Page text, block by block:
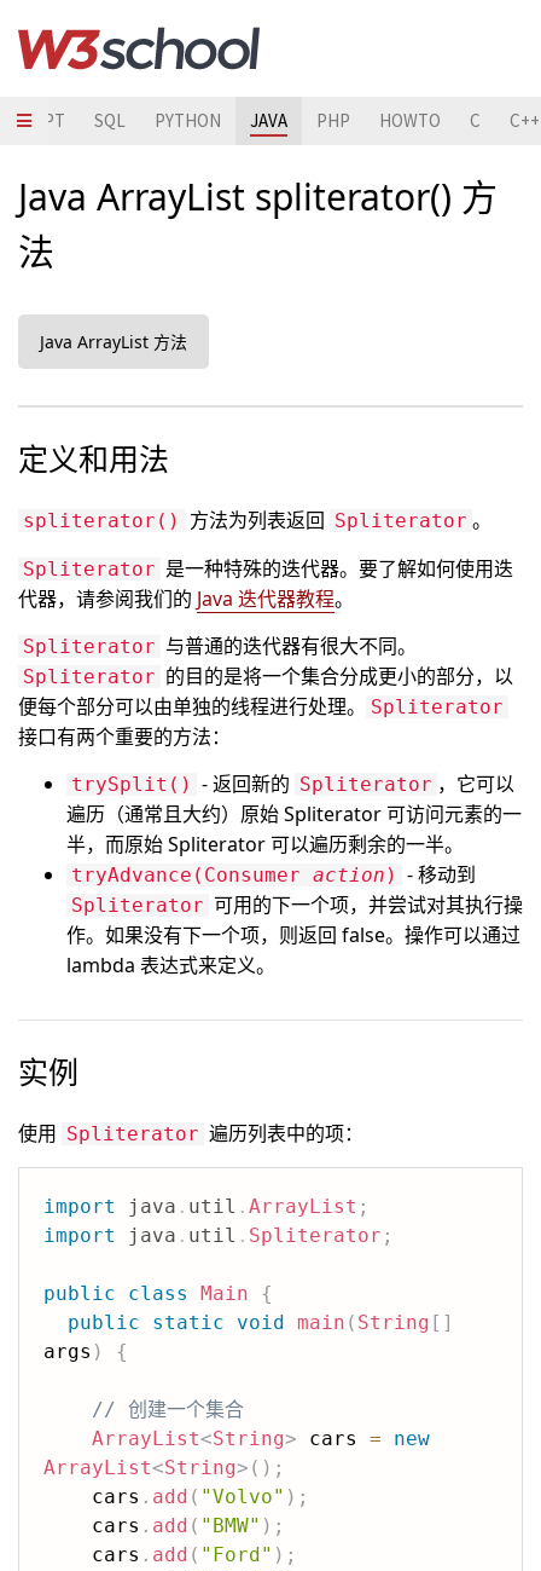
SQL PYTHON JAVA PHP HOWTO C C++
Java ArrayList spliterator() 方
法
Java ArrayList 方法
定义和用法
spliterator() 方法为列表返回 Spliterator 。
Spliterator 是一种特殊的迭代器。要了解如何使用迭
代器，请参阅我们的 Java 迭代器教程。
Spliterator 与普通的迭代器有很大不同。
Spliterator 的目的是将一个集合分成更小的部分，以
便每个部分可以由单独的线程进行处理。
Spliterator
接口有两个重要的方法：
trySplit() - 返回新的 Spliterator ，它可以
遍历（通常且大约）原始 Spliterator 可访问元素的一
半，而原始 Spliterator 可以遍历剩余的一半。
tryAdvance(Consumer action ) - 移动到
Spliterator 可用的下一个项，并尝试对其执行操
作。如果没有下一个项，则返回 false。操作可以通过
lambda 表达式来定义。
实例
使用 Spliterator 遍历列表中的项：
import java . util . ArrayList ;
import
java . util . Spliterator ;
public class Main
{
public
static void main ( String [ ]
args ) {
// 创建一个集合
ArrayList<String> cars =
new
ArrayList<String> ( ) ;
    cars
. add ( "Volvo" ) ;
    cars
. add ( "BMW" ) ;
    cars
. add ( "Ford" ) ;